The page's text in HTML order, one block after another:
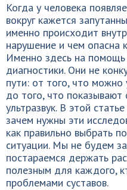
Когда у человека
вокруг кажется
именно происходит
нарушение и чем опасна
Именно здесь на
диагностики. Они не
пути: от того, что
до того, что
ультразвук. В этой
зачем нужны эти
как правильно выбрать
ситуации. Мы не будем
постараемся держать
полезным для каждого,
проблемами суставов.